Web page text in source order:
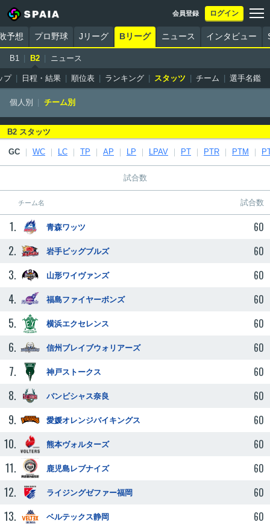
予想 プロ野球 Jリーグ Bリーグ ニュース インタビュー
会員登録 ログイン
B1 B2 ニュース
プ 日程・結果 順位表 ランキング スタッツ チーム 選手名鑑
個人別 チーム別
B2 スタッツ
GC WC LC TP AP LP LPAV PT PTR PTM
試合数
チーム名 試合数
1. 青森ワッツ 60
2. 岩手ビッグブルズ 60
3. 山形ワイヴァンズ 60
4. 福島ファイヤーボンズ 60
5. 横浜エクセレンス 60
6. 信州ブレイブウォリアーズ 60
7. 神戸ストークス 60
8. バンビシャス奈良 60
9. 愛媛オレンジバイキングス 60
10. 熊本ヴォルターズ 60
11. 鹿児島レブナイズ 60
12. ライジングゼファー福岡 60
13. ベルテックス静岡 60